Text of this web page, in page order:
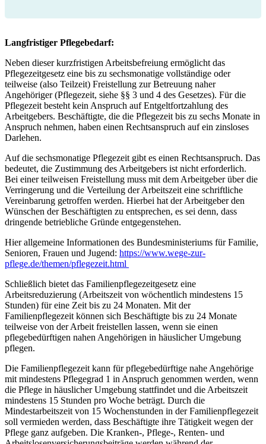
Langfristiger Pflegebedarf:
Neben dieser kurzfristigen Arbeitsbefreiung ermöglicht das
Pflegezeitgesetz eine bis zu sechsmonatige vollständige oder
teilweise (also Teilzeit) Freistellung zur Betreuung naher
Angehöriger (Pflegezeit, siehe §§ 3 und 4 des Gesetzes). Für die
Pflegezeit besteht kein Anspruch auf Entgeltfortzahlung des
Arbeitgebers. Beschäftigte, die die Pflegezeit bis zu sechs Monate in
Anspruch nehmen, haben einen Rechtsanspruch auf ein zinsloses
Darlehen.
Auf die sechsmonatige Pflegezeit gibt es einen Rechtsanspruch. Das
bedeutet, die Zustimmung des Arbeitgebers ist nicht erforderlich.
Bei einer teilweisen Freistellung muss mit dem Arbeitgeber über die
Verringerung und die Verteilung der Arbeitszeit eine schriftliche
Vereinbarung getroffen werden. Hierbei hat der Arbeitgeber den
Wünschen der Beschäftigten zu entsprechen, es sei denn, dass
dringende betriebliche Gründe entgegenstehen.
Hier allgemeine Informationen des Bundesministeriums für Familie,
Senioren, Frauen und Jugend: https://www.wege-zur-
pflege.de/themen/pflegezeit.html
Schließlich bietet das Familienpflegezeitgesetz eine
Arbeitsreduzierung (Arbeitszeit von wöchentlich mindestens 15
Stunden) für eine Zeit bis zu 24 Monaten. Mit der
Familienpflegezeit können sich Beschäftigte bis zu 24 Monate
teilweise von der Arbeit freistellen lassen, wenn sie einen
pflegebedürftigen nahen Angehörigen in häuslicher Umgebung
pflegen.
Die Familienpflegezeit kann für pflegebedürftige nahe Angehörige
mit mindestens Pflegegrad 1 in Anspruch genommen werden, wenn
die Pflege in häuslicher Umgebung stattfindet und die Arbeitszeit
mindestens 15 Stunden pro Woche beträgt. Durch die
Mindestarbeitszeit von 15 Wochenstunden in der Familienpflegezeit
soll vermieden werden, dass Beschäftigte ihre Tätigkeit wegen der
Pflege ganz aufgeben. Die Kranken-, Pflege-, Renten- und